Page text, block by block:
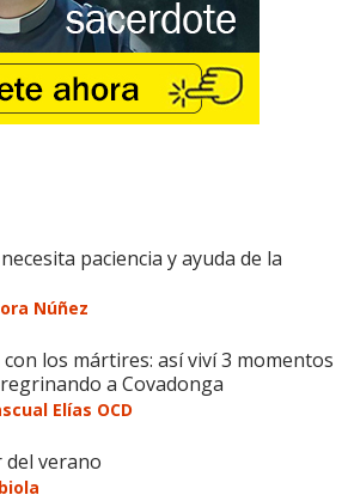
paciencia y ayuda de la
Núñez
los mártires: así viví 3 momentos
a Covadonga
Elías OCD
verano